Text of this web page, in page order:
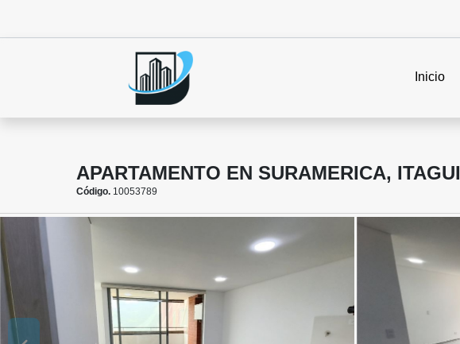
Inicio
APARTAMENTO EN SURAMERICA, ITAGUI
Código. 10053789